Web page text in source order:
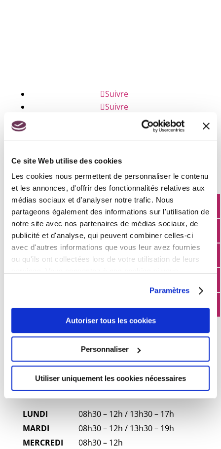
Ce site Web utilise des cookies
Les cookies nous permettent de personnaliser le contenu
et les annonces, d'offrir des fonctionnalités relatives aux
médias sociaux et d'analyser notre trafic. Nous
partageons également des informations sur l'utilisation de
notre site avec nos partenaires de médias sociaux, de
publicité et d'analyse, qui peuvent combiner celles-ci
avec d'autres informations que vous leur avez fournies
ou qu'ils ont collectées lors de votre utilisation de leurs
Paramètres
Autoriser tous les cookies
Personnaliser
Utiliser uniquement les cookies nécessaires
Suivre
Suivre
Horaires
Horaires
Accueil mairie : uniquement sur rendez-vous les
vendredis de 13h30 à 17h00.
Chaque adjoint ou Maire est disponible sur rendez-
vous les vendredi de 17h00 à 18h30.
LUNDI
09h – 12h
14h – 19h
MERCREDI
Fermeture
09h – 12h
VENDREDI
09h – 12h
Standard téléphonique
LUNDI
08h30 – 12h / 13h30 – 17h
MARDI
08h30 – 12h / 13h30 – 19h
MERCREDI
08h30 – 12h